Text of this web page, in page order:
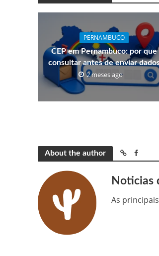
PERNAMBUCO
CEP em Pernambuco: por que
consultar antes de enviar
2 meses ago
About the author
Noticias
As